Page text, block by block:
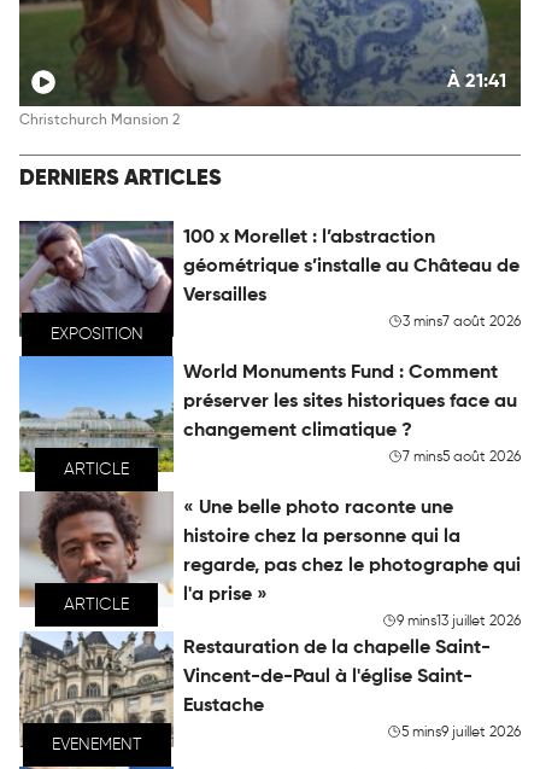
À 21:41
Christchurch Mansion 2
DERNIERS ARTICLES
EXPOSITION
100 x Morellet : l’abstraction
géométrique s’installe au Château de
Versailles
3 mins7 août 2026
ARTICLE
World Monuments Fund : Comment
préserver les sites historiques face au
changement climatique ?
7 mins5 août 2026
ARTICLE
« Une belle photo raconte une
histoire chez la personne qui la
regarde, pas chez le photographe qui
l'a prise »
9 mins13 juillet 2026
EVENEMENT
Restauration de la chapelle Saint-
Vincent-de-Paul à l'église Saint-
Eustache
5 mins9 juillet 2026